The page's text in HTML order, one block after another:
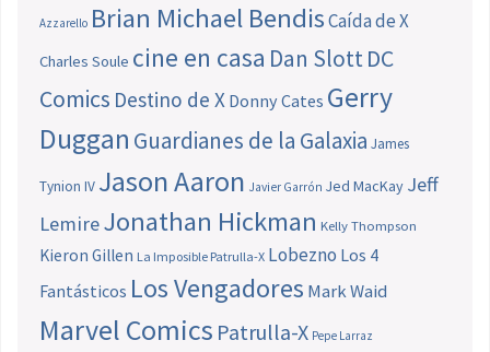
Azzarello Brian Michael BendisCaída de X
Charles Soule cine en casa Dan SlottDC
Comics Destino de X Donny Cates Gerry
Duggan Guardianes de la Galaxia James
Tynion IV Jason Aaron Javier Garrón Jed MacKay Jeff
LemireJonathan Hickman Kelly Thompson
Kieron Gillen La Imposible Patrulla-X Lobezno Los 4
Fantásticos Los Vengadores Mark Waid
Marvel Comics Patrulla-X Pepe Larraz